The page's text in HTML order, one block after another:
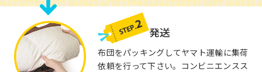
発送
布団をパッキングしてヤマト運輸に集荷
依頼を行って下さい。コンビニエンスス